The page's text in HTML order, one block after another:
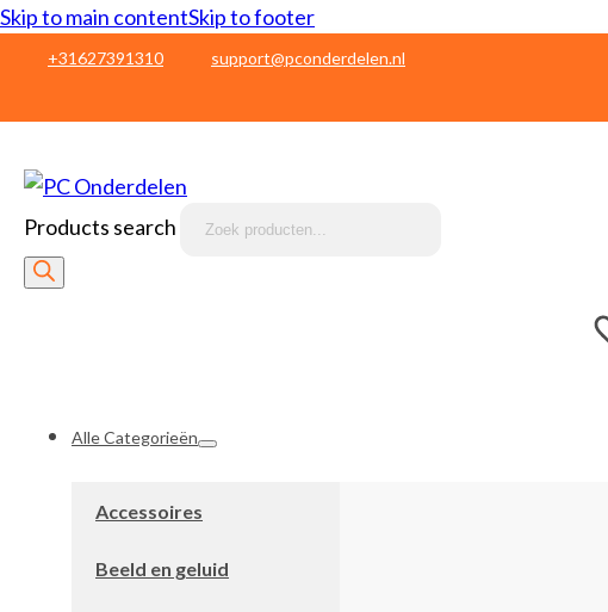
Skip to main contentSkip to footer
+31627391310
support@pconderdelen.nl
Products search
Alle Categorieën
Accessoires
Beeld en geluid